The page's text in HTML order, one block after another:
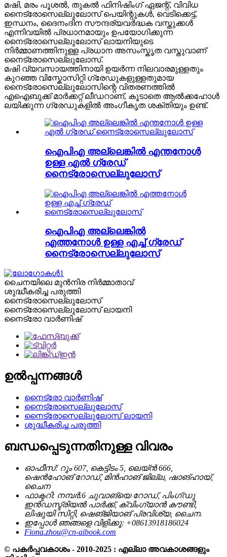
മഷി, മരം പൂശൽ, തുകൽ ഫിനിഷിംഗ് ഏജന്റ്, വിവിധ
നൈട്രോസെല്ലുലോസ് പെയിന്റുകൾ, വെടിക്കെട്ട്,
ഇന്ധനം, ദൈനംദിന സൗന്ദര്യവർദ്ധക വസ്തുക്കൾ
എന്നിവയിൽ പ്രധാനമായും ഉപയോഗിക്കുന്ന
നൈട്രോസെല്ലുലോസ് ലായനിയുടെ
നിർമ്മാണത്തിനുള്ള പ്രധാന അസംസ്കൃത വസ്തുവാണ്
നൈട്രോസെല്ലുലോസ്.
മഷി വ്യവസായത്തിനായി ഉയർന്ന നിലവാരമുള്ളതും
കുറഞ്ഞ വിസ്കോസിറ്റി ഗ്രേഡുകളുള്ളതുമായ
നൈട്രോസെല്ലുലോസിന്റെ വിതരണത്തിൽ
എഐബുക്ക് മാർക്കറ്റ് ലീഡറാണ്, കൂടാതെ ആൽക്കഹോൾ
ലയിക്കുന്ന ഗ്രേഡുകളിൽ അംഗീകൃത ശക്തിയും ഉണ്ട്.
ഐപിഎ അല്ലെങ്കിൽ എന്തനോൾ
ഉള്ള എൽ ഗ്രേഡ്
നൈട്രോസെല്ലുലോസ്
ഐപിഎ അല്ലെങ്കിൽ
എത്തനോൾ ഉള്ള എച്ച് ഗ്രേഡ്
നൈട്രോസെല്ലുലോസ്
ചൈനയിലെ മുൻനിര നിർമ്മാതാവ്
ശുദ്ധീകരിച്ച പരുത്തി
നൈട്രോസെല്ലുലോസ്
നൈട്രോസെല്ലുലോസ് ലായനി
നൈട്രോ വാർണിഷ്
ഉൽപ്പന്നങ്ങൾ
നൈട്രോ വാർണിഷ്
നൈട്രോസെല്ലുലോസ്
നൈട്രോസെല്ലുലോസ് ലായനി
ശുദ്ധീകരിച്ച പരുത്തി
ബന്ധപ്പെടുന്നതിനുള്ള വിവരം
ഓഫീസ്: റൂം 607, കെട്ടിടം 5, ലെയ്ൻ 666,
ഷെൻഹോങ് റോഡ്, മിൻഹാങ് ജില്ല, ഷാങ്ഹായ്,
ചൈന
ഫാക്ടറി: നമ്പർ.6 ചുവാങ്യെ റോഡ്, പിംഗ്ഡു
ഇൻഡസ്ട്രിയൽ പാർക്ക്, ക്വിംഗ്യാൻ കൗണ്ടി,
ലിഷുയി സിറ്റി, ഷെങ്ജിയാങ് പ്രവിശ്യ, ചൈന.
ഇപ്പോൾ ഞങ്ങളെ വിളിക്കൂ: +08613918186024
Fiona.zhou@cn-aibook.com
© പകർപ്പവകാശം - 2010-2025 : എല്ലാ അവകാശങ്ങളും